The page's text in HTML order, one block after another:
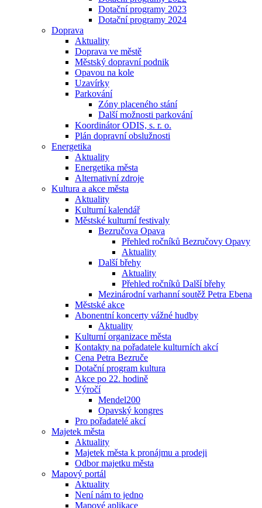
Dotační programy 2023
Dotační programy 2024
Doprava
Aktuality
Doprava ve městě
Městský dopravní podnik
Opavou na kole
Uzavírky
Parkování
Zóny placeného stání
Další možnosti parkování
Koordinátor ODIS, s. r. o.
Plán dopravní obslužnosti
Energetika
Aktuality
Energetika města
Alternativní zdroje
Kultura a akce města
Aktuality
Kulturní kalendář
Městské kulturní festivaly
Bezručova Opava
Přehled ročníků Bezručovy Opavy
Aktuality
Další břehy
Aktuality
Přehled ročníků Další břehy
Mezinárodní varhanní soutěž Petra Ebena
Městské akce
Abonentní koncerty vážné hudby
Aktuality
Kulturní organizace města
Kontakty na pořadatele kulturních akcí
Cena Petra Bezruče
Dotační program kultura
Akce po 22. hodině
Výročí
Mendel200
Opavský kongres
Pro pořadatelé akcí
Majetek města
Aktuality
Majetek města k pronájmu a prodeji
Odbor majetku města
Mapový portál
Aktuality
Není nám to jedno
Mapové aplikace